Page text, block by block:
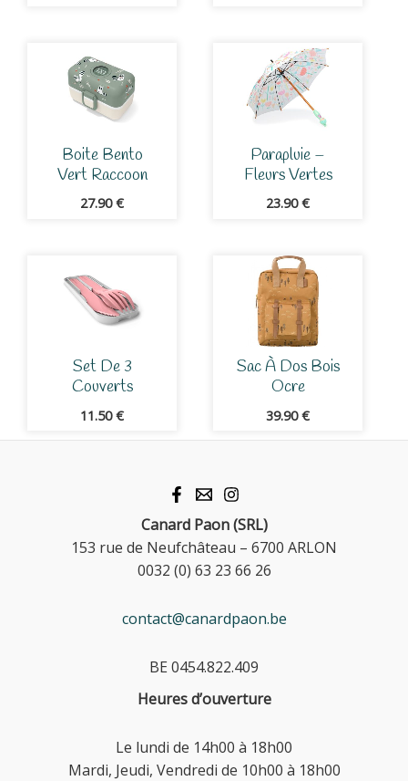
Boite Bento
Vert Raccoon
27.90€
Parapluie –
Fleurs Vertes
23.90€
Set De 3
Couverts
11.50€
Sac À Dos Bois
Ocre
39.90€
Canard Paon (SRL)
153 rue de Neufchâteau – 6700 ARLON
0032 (0) 63 23 66 26
contact@canardpaon.be
BE 0454.822.409
Heures d’ouverture
Le lundi de 14h00 à 18h00
Mardi, Jeudi, Vendredi de 10h00 à 18h00